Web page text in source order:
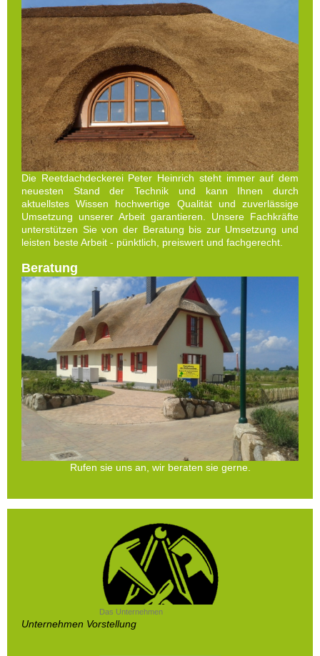
Die Reetdachdeckerei Peter Heinrich steht immer auf dem
neuesten Stand der Technik und kann Ihnen durch
aktuellstes Wissen hochwertige Qualität und zuverlässige
Umsetzung unserer Arbeit garantieren. Unsere Fachkräfte
unterstützen Sie von der Beratung bis zur Umsetzung und
leisten beste Arbeit - pünktlich, preiswert und fachgerecht.
Beratung
Rufen sie uns an, wir beraten sie gerne.
Das Unternehmen
Unternehmen Vorstellung